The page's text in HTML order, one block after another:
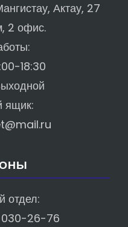
Актау, 27
2 офис.
18:30
ящик:
отдел:
26-76